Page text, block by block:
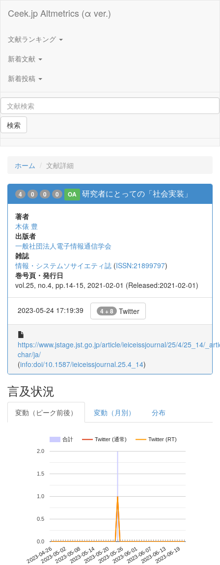
Ceek.jp Altmetrics (α ver.)
文献ランキング
新着文献
新着投稿
検索
ホーム 文献詳細
4 0 0 0 OA 研究者にとっての「社会実装」
著者
木俵 豊
出版者
一般社団法人電子情報通信学会
雑誌
情報・システムソサイエティ誌 (ISSN:21899797)
巻号頁・発行日
vol.25, no.4, pp.14-15, 2021-02-01 (Released:2021-02-01)
2023-05-24 17:19:39 4 + 8 Twitter
https://www.jstage.jst.go.jp/article/ieiceissjournal/25/4/25_14/
char/ja/
(info:doi/10.1587/ieiceissjournal.25.4_14)
言及状況
変動（ピーク前後） 変動（月別） 分布
合計 Twitter (通常) Twitter (RT)
2023-04-262023-05-022023-05-082023-05-142023-05-202023-05-262023-06-012023-06-072023-06-132023-06-19
0.0
0.5
1.0
1.5
2.0